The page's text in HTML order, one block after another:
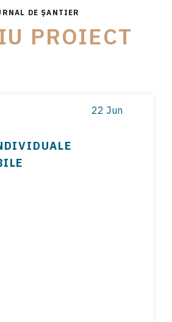
DE ȘANTIER
PROIECT
22 Jun